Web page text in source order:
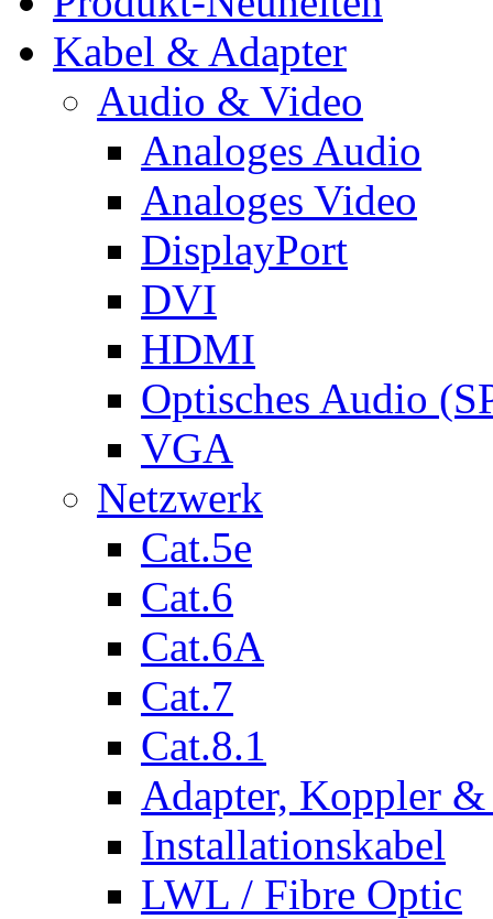
Kabel & Adapter
Audio & Video
Analoges Audio
Analoges Video
DisplayPort
DVI
HDMI
Optisches Audio
VGA
Netzwerk
Cat.5e
Cat.6
Cat.6A
Cat.7
Cat.8.1
Adapter, Koppler &
Installationskabel
LWL / Fibre Optic